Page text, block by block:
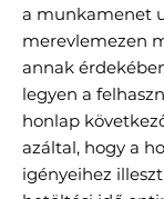
a munkamenet
merevlemezen
annak
legyen a
honlap
azáltal, hogy a
igényeihez